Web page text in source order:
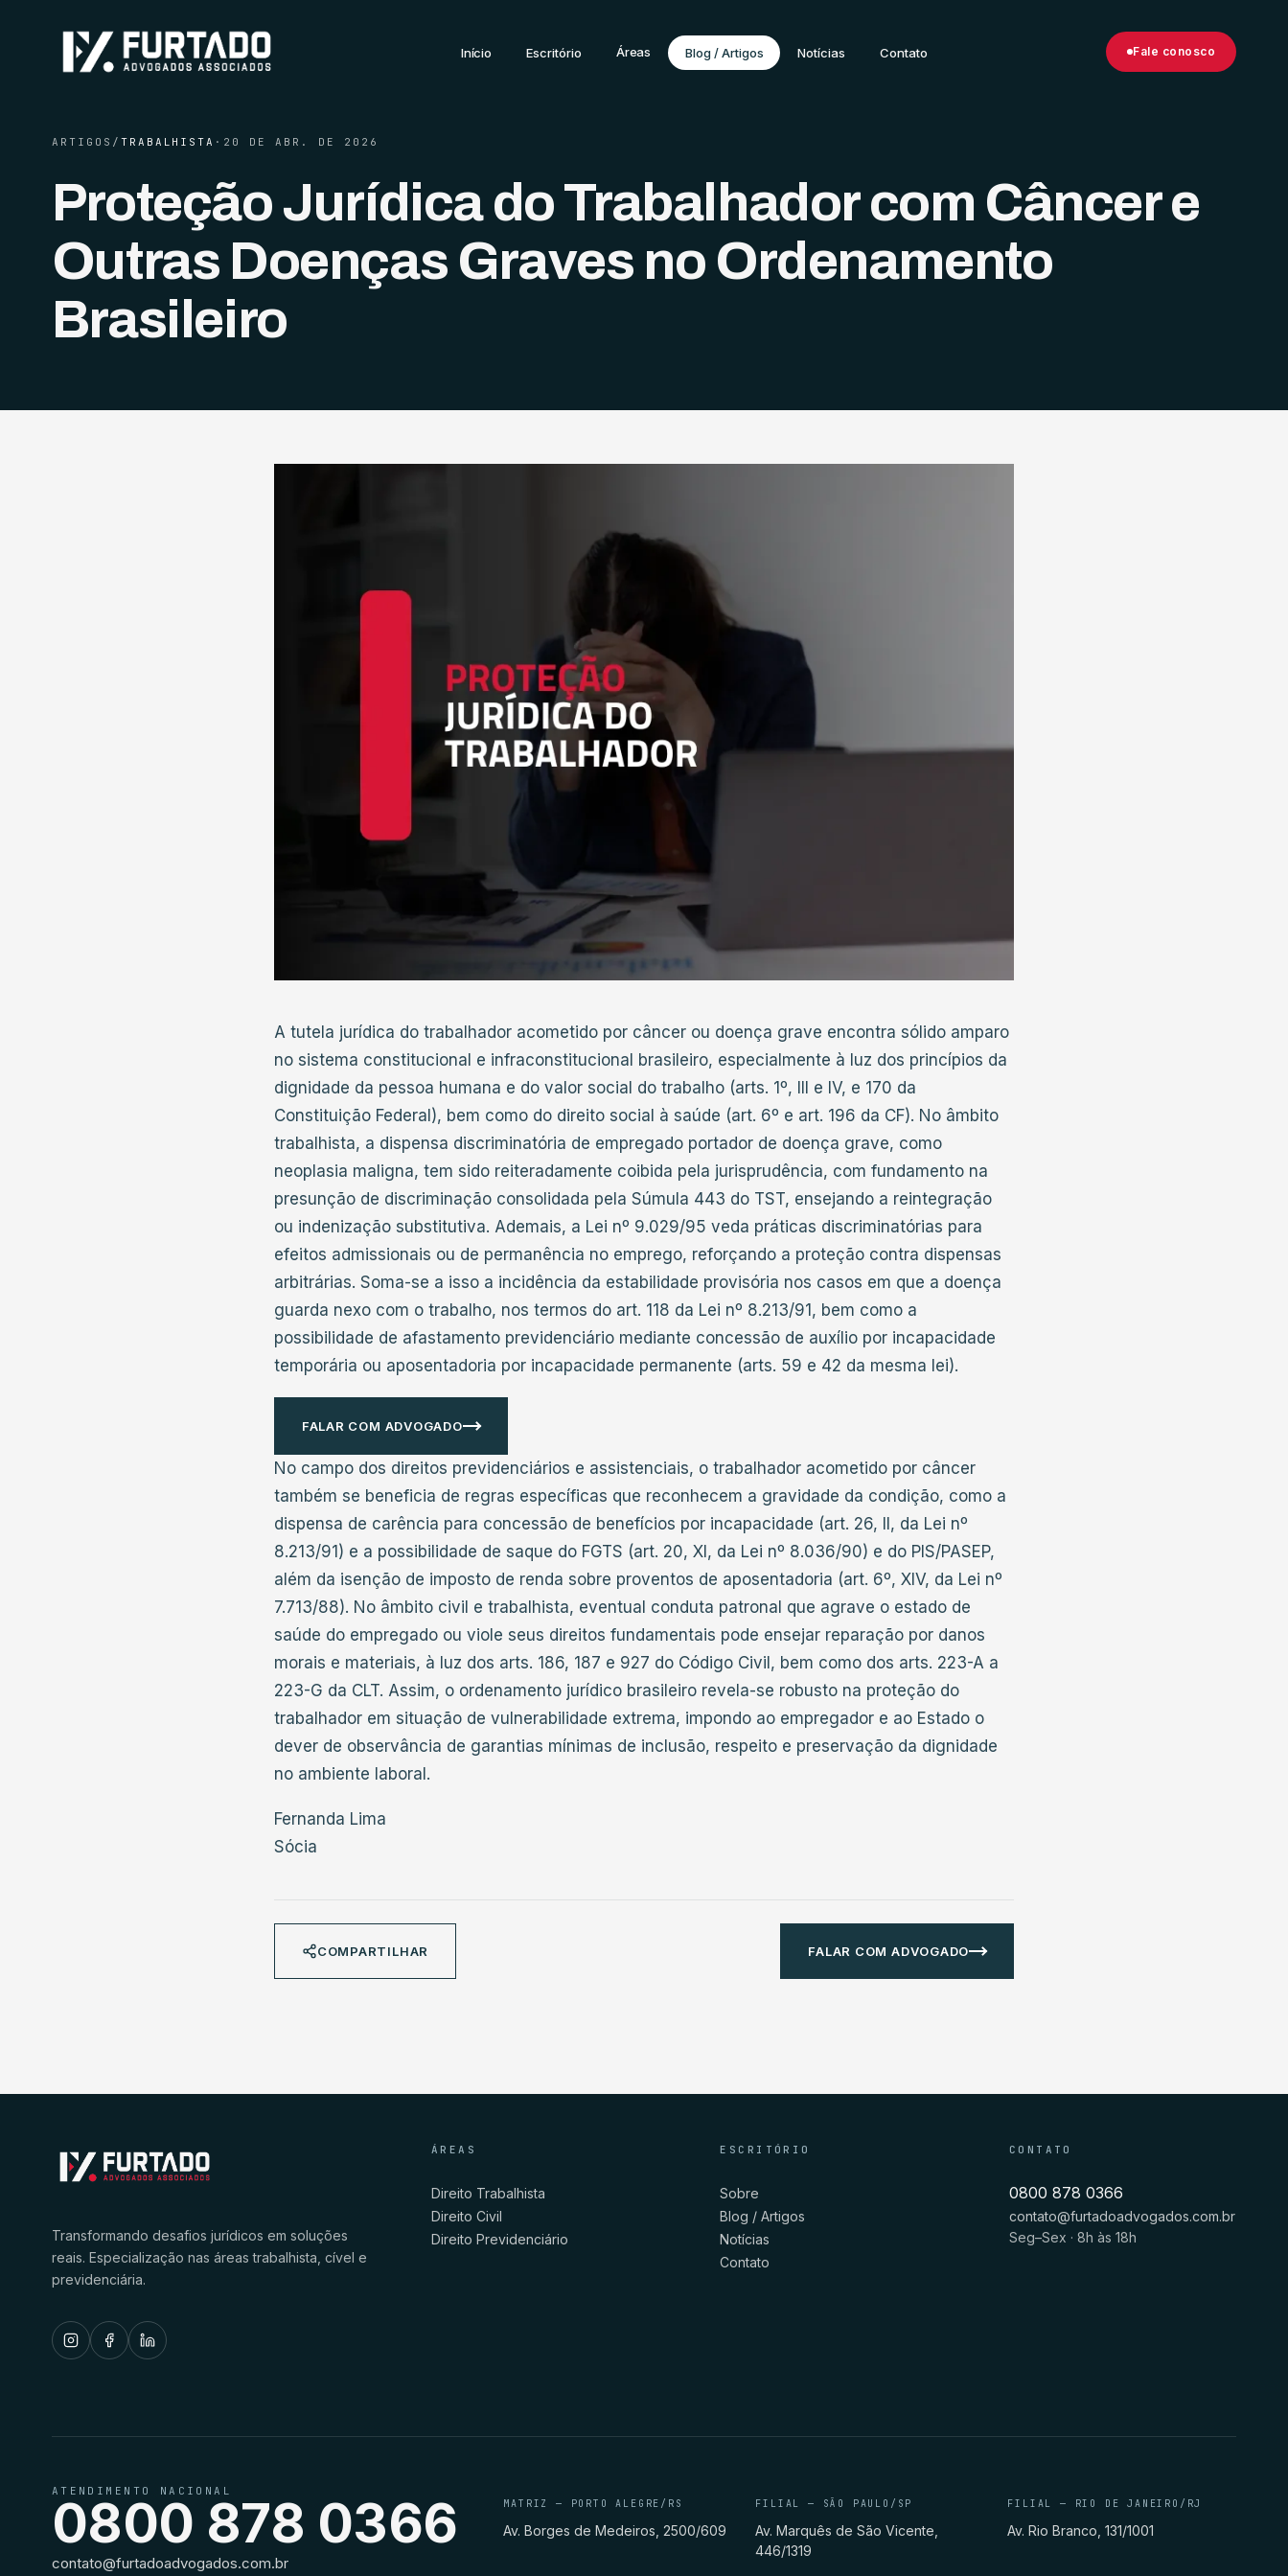
Início Escritório Áreas Blog / Artigos Notícias Contato Fale conosco
ARTIGOS / TRABALHISTA · 20 DE ABR. DE 2026
Proteção Jurídica do Trabalhador com Câncer e
Outras Doenças Graves no Ordenamento
Brasileiro
A tutela jurídica do trabalhador acometido por câncer ou doença grave encontra sólido amparo
no sistema constitucional e infraconstitucional brasileiro, especialmente à luz dos princípios da
dignidade da pessoa humana e do valor social do trabalho (arts. 1º, III e IV, e 170 da
Constituição Federal), bem como do direito social à saúde (art. 6º e art. 196 da CF). No âmbito
trabalhista, a dispensa discriminatória de empregado portador de doença grave, como
neoplasia maligna, tem sido reiteradamente coibida pela jurisprudência, com fundamento na
presunção de discriminação consolidada pela Súmula 443 do TST, ensejando a reintegração
ou indenização substitutiva. Ademais, a Lei nº 9.029/95 veda práticas discriminatórias para
efeitos admissionais ou de permanência no emprego, reforçando a proteção contra dispensas
arbitrárias. Soma-se a isso a incidência da estabilidade provisória nos casos em que a doença
guarda nexo com o trabalho, nos termos do art. 118 da Lei nº 8.213/91, bem como a
possibilidade de afastamento previdenciário mediante concessão de auxílio por incapacidade
temporária ou aposentadoria por incapacidade permanente (arts. 59 e 42 da mesma lei).
FALAR COM ADVOGADO
No campo dos direitos previdenciários e assistenciais, o trabalhador acometido por câncer
também se beneficia de regras específicas que reconhecem a gravidade da condição, como a
dispensa de carência para concessão de benefícios por incapacidade (art. 26, II, da Lei nº
8.213/91) e a possibilidade de saque do FGTS (art. 20, XI, da Lei nº 8.036/90) e do PIS/PASEP,
além da isenção de imposto de renda sobre proventos de aposentadoria (art. 6º, XIV, da Lei nº
7.713/88). No âmbito civil e trabalhista, eventual conduta patronal que agrave o estado de
saúde do empregado ou viole seus direitos fundamentais pode ensejar reparação por danos
morais e materiais, à luz dos arts. 186, 187 e 927 do Código Civil, bem como dos arts. 223-A a
223-G da CLT. Assim, o ordenamento jurídico brasileiro revela-se robusto na proteção do
trabalhador em situação de vulnerabilidade extrema, impondo ao empregador e ao Estado o
dever de observância de garantias mínimas de inclusão, respeito e preservação da dignidade
no ambiente laboral.
Fernanda Lima
Sócia
COMPARTILHAR FALAR COM ADVOGADO
Transformando desafios jurídicos em soluções
reais. Especialização nas áreas trabalhista, cível e
previdenciária.
ÁREAS
Direito Trabalhista
Direito Civil
Direito Previdenciário
ESCRITÓRIO
Sobre
Blog / Artigos
Notícias
Contato
CONTATO
0800 878 0366
contato@furtadoadvogados.com.br
Seg–Sex · 8h às 18h
ATENDIMENTO NACIONAL
0800 878 0366
contato@furtadoadvogados.com.br
MATRIZ — PORTO ALEGRE/RS
Av. Borges de Medeiros, 2500/609
FILIAL — SÃO PAULO/SP
Av. Marquês de São Vicente,
446/1319
FILIAL — RIO DE JANEIRO/RJ
Av. Rio Branco, 131/1001